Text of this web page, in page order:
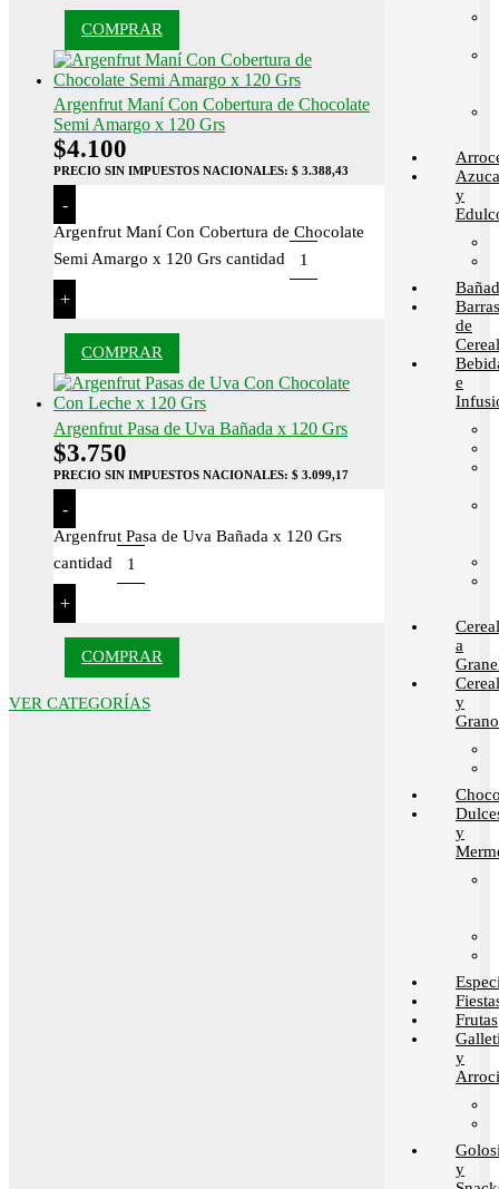
COMPRAR
Argenfrut Maní Con Cobertura de Chocolate
Semi Amargo x 120 Grs
$4.100
PRECIO SIN IMPUESTOS NACIONALES: $ 3.388,43
-
Argenfrut Maní Con Cobertura de Chocolate
Semi Amargo x 120 Grs cantidad
+
COMPRAR
Argenfrut Pasa de Uva Bañada x 120 Grs
$3.750
PRECIO SIN IMPUESTOS NACIONALES: $ 3.099,17
-
Argenfrut Pasa de Uva Bañada x 120 Grs
cantidad
+
COMPRAR
VER CATEGORÍAS
y
Barras
de
e
a
y
y
Frutas
y
y